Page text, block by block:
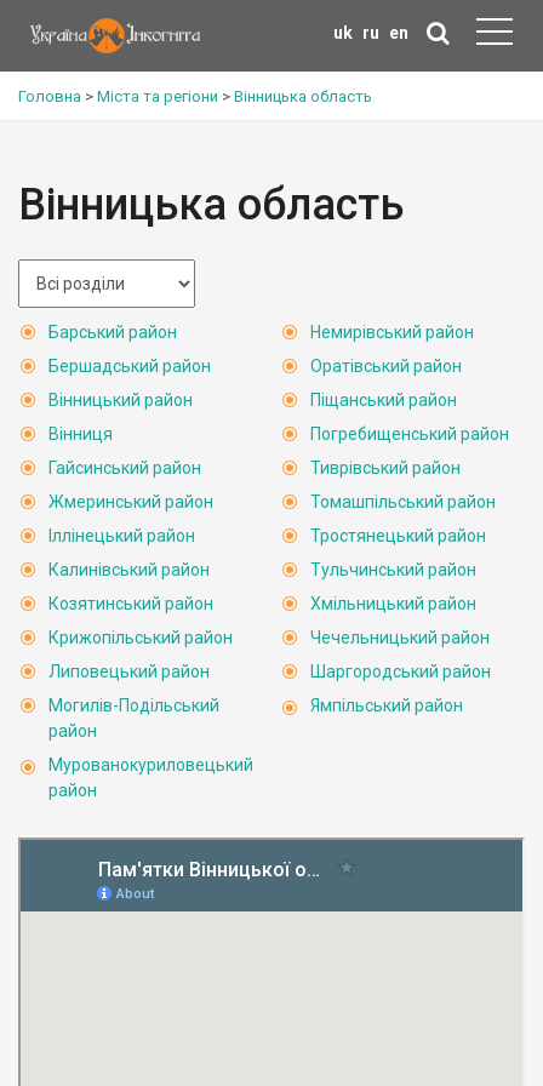
uk ru en
Головна > Міста та регіони > Вінницька область
Вінницька область
Барський район
Бершадський район
Вінницький район
Вінниця
Гайсинський район
Жмеринський район
Іллінецький район
Калинівський район
Козятинський район
Крижопільський район
Липовецький район
Могилів-Подільський
район
Мурованокуриловецький
район
Немирівський район
Оратівський район
Піщанський район
Погребищенський район
Тиврівський район
Томашпільський район
Тростянецький район
Тульчинський район
Хмільницький район
Чечельницький район
Шаргородський район
Ямпільський район